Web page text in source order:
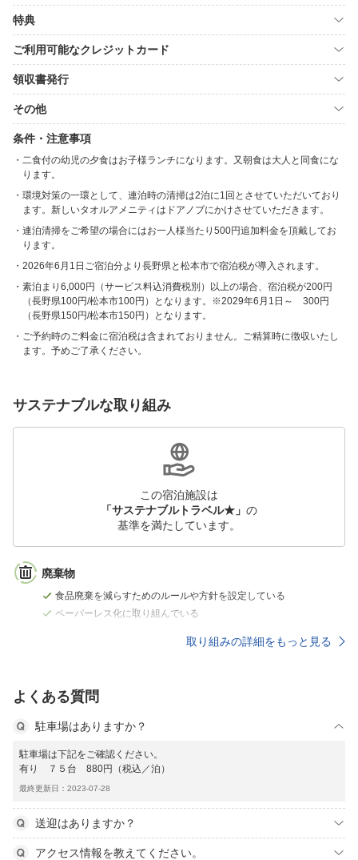
特典
ご利用可能なクレジットカード
領収書発行
その他
条件・注意事項
二食付の幼児の夕食はお子様ランチになります。又朝食は大人と同食にな
ります。
環境対策の一環として、連泊時の清掃は2泊に1回とさせていただいており
ます。新しいタオルアメニティはドアノブにかけさせていただきます。
連泊清掃をご希望の場合にはお一人様当たり500円追加料金を頂戴してお
ります。
2026年6月1日ご宿泊分より長野県と松本市で宿泊税が導入されます。
素泊まり6,000円（サービス料込消費税別）以上の場合、宿泊税が200円
（長野県100円/松本市100円）となります。※2029年6月1日～ 300円
（長野県150円/松本市150円）となります。
ご予約時のご料金に宿泊税は含まれておりません。ご精算時に徴収いたし
ます。予めご了承ください。
サステナブルな取り組み
この宿泊施設は
「サステナブルトラベル★」 の
基準を満たしています。
廃棄物
食品廃棄を減らすためのルールや方針を設定している
ペーパーレス化に取り組んでいる
取り組みの詳細をもっと見る
よくある質問
駐車場はありますか？
駐車場は下記をご確認ください。
有り ７５台 880円（税込／泊）
最終更新日：2023-07-28
送迎はありますか？
アクセス情報を教えてください。